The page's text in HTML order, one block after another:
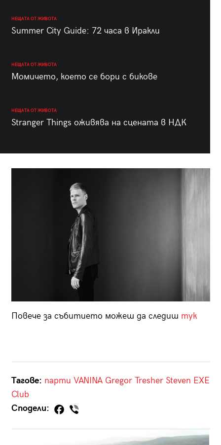
НЕЩАТА ОТ ЖИВОТА
Summer City Guide: 72 часа в Иракли
НЕЩАТА ОТ ЖИВОТА
Момичето, което се бори с бикове
НЕЩАТА ОТ ЖИВОТА
Stranger Things оживява на сцената в НДК
Повече за събитието можеш да следиш тук
Тагове: парти VANINA Gregor Tresher Steven ЕХЕ
Club
Сподели: